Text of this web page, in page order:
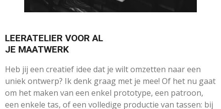
LEERATELIER VOOR AL
JE MAATWERK
Heb jij een creatief idee dat je wilt omzetten naar een
uniek ontwerp? Ik denk graag met je mee! Of het nu gaat
om het maken van een enkel prototype, een patroon,
een enkele tas, of een volledige productie van tassen: bij